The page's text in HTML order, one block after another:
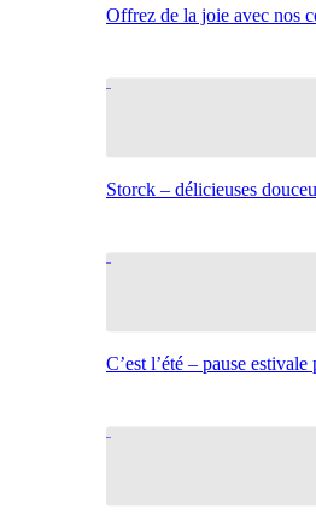
Offrez de la joie avec nos
Storck – délicieuses
C’est l’été – pause